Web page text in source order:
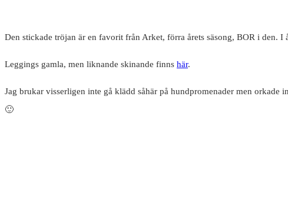
Den stickade tröjan är en favorit från Arket, förra årets säsong, BOR i den.
Leggings gamla, men liknande skinande finns här.
Jag brukar visserligen inte gå klädd såhär på hundpromenader men
🙂